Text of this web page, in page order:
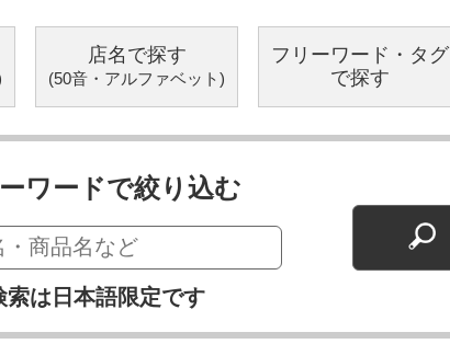
店名で探す
(50音・アルファベット)
フリーワード・ タグ
で探す
ワードで絞り込む
は日本語限定です